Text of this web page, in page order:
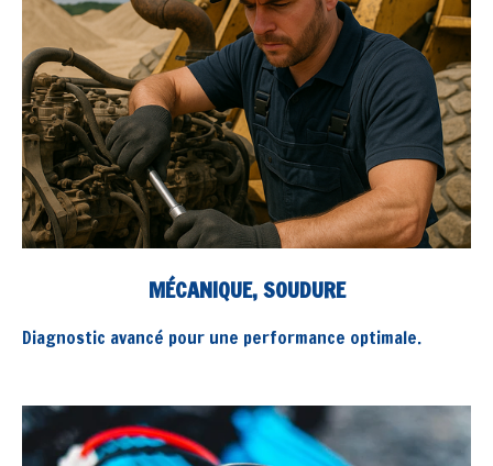
MÉCANIQUE, SOUDURE
Diagnostic avancé pour une performance optimale.